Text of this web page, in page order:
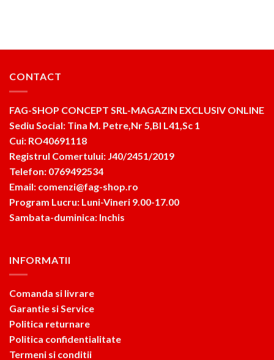
CONTACT
FAG-SHOP CONCEPT SRL-MAGAZIN EXCLUSIV ONLINE
Sediu Social: Tina M. Petre,Nr 5,Bl L41,Sc 1
Cui: RO40691118
Registrul Comertului: J40/2451/2019
Telefon: 0769492534
Email: comenzi@fag-shop.ro
Program Lucru: Luni-Vineri 9.00-17.00
Sambata-duminica: Inchis
INFORMATII
Comanda si livrare
Garantie si Service
Politica returnare
Politica confidentialitate
Termeni si conditii